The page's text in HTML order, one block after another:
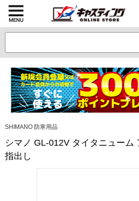
SHIMANO 防寒用品
シマノ GL-012V タイタニューム
指出し